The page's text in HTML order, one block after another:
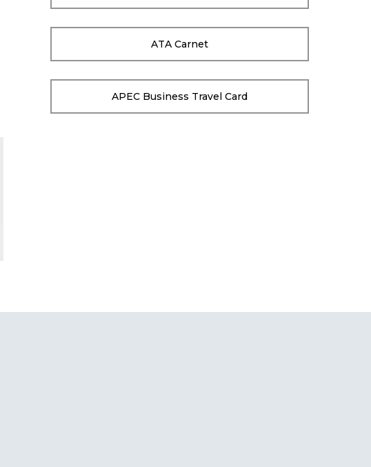
ATA Carnet
APEC Business Travel Card